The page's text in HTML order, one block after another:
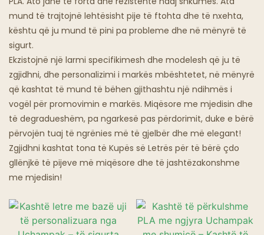
Lugë Me Yndyrë
Restorante Ghost
mund të trajtojnë lehtësisht pije të ftohta dhe të nxehta,
kështu që ju mund të pini pa probleme dhe në mënyrë të
sigurt.
Ekzistojnë një larmi specifikimesh dhe modelesh që ju të
zgjidhni, dhe personalizimi i markës mbështetet, në mënyrë
që kashtat të mund të bëhen gjithashtu një ndihmës i
vogël për promovimin e markës. Miqësore me mjedisin dhe
të degradueshëm, pa ngarkesë pas përdorimit, duke e bërë
përvojën tuaj të ngrënies më të gjelbër dhe më elegant!
Zgjidhni kashtat tona të Kupës së Letrës për të bërë çdo
gllënjkë të pijeve më miqësore dhe të jashtëzakonshme
me mjedisin!